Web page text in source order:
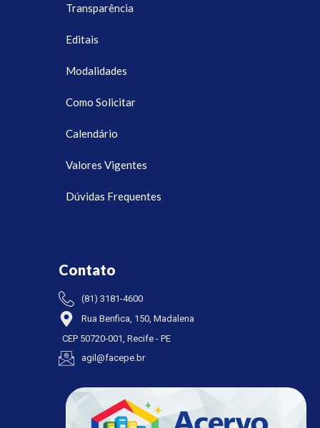
Transparência
Editais
Modalidades
Como Solicitar
Calendário
Valores Vigentes
Dúvidas Frequentes
Contato
(81) 3181-4600
Rua Benfica, 150, Madalena
CEP 50720-001, Recife - PE
agil@facepe.br